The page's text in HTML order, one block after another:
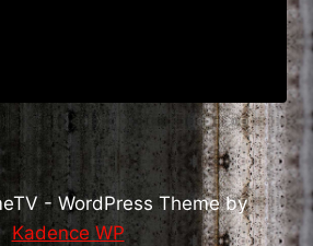
- WordPress Theme by
Kadence WP